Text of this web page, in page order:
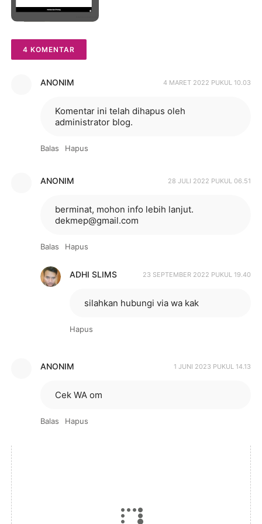
4 KOMENTAR
ANONIM 4 MARET 2022 PUKUL 10.03
Komentar ini telah dihapus oleh
administrator blog.
Balas Hapus
ANONIM 28 JULI 2022 PUKUL 06.51
berminat, mohon info lebih lanjut.
dekmep@gmail.com
Balas Hapus
ADHI SLIMS 23 SEPTEMBER 2022 PUKUL 19.40
silahkan hubungi via wa kak
Hapus
ANONIM 1 JUNI 2023 PUKUL 14.13
Cek WA om
Balas Hapus